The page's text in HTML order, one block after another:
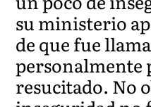
su ministerio
de que fue
personalmente
resucitado. No